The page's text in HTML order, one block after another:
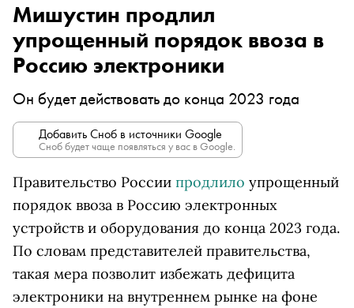
Мишустин продлил
упрощенный порядок ввоза в
Россию электроники
Он будет действовать до конца 2023 года
Добавить Сноб в источники Google
Сноб будет чаще появляться у вас в Google.
Правительство России продлило упрощенный
порядок ввоза в Россию электронных
устройств и оборудования до конца 2023 года.
По словам представителей правительства,
такая мера позволит избежать дефицита
электроники на внутреннем рынке на фоне